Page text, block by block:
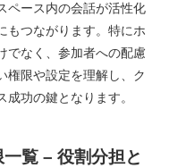
ペース内の会話が活性化
もつながります。特にホ
でなく、参加者への配慮
権限や設定を理解し、ク
功の鍵となります。
覧 – 役割分担と